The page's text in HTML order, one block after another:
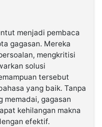
menjadi pembaca
gagasan. Mereka
mengkritisi
solusi
tersebut
yang baik. Tanpa
memadai, gagasan
kehilangan makna
efektif.